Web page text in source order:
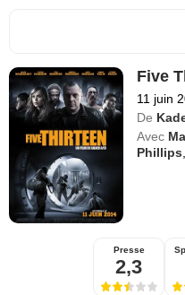
Five
11 juin
De
Avec
Phillips
Presse
2,3